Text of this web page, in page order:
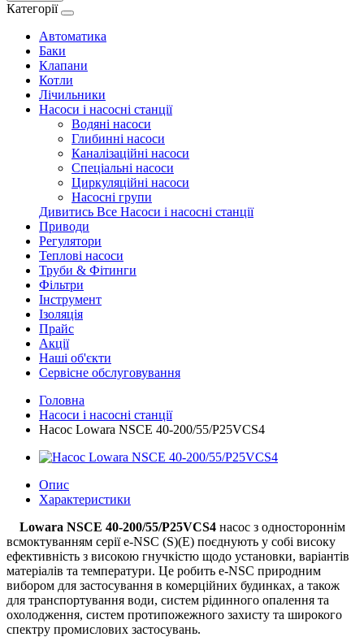
Категорії
Автоматика
Баки
Клапани
Котли
Лічильники
Насоси і насосні станції
Водяні насоси
Глибинні насоси
Каналізаційні насоси
Спеціальні насоси
Циркуляційні насоси
Насосні групи
Дивитись Все Насоси і насосні станції
Приводи
Регулятори
Теплові насоси
Труби & Фітинги
Фільтри
Інструмент
Ізоляція
Прайс
Акції
Наші об'єкти
Сервісне обслуговування
Головна
Насоси і насосні станції
Насос Lowara NSCE 40-200/55/P25VCS4
Опис
Характеристики
Lowara NSCE 40-200/55/P25VCS4 насос з одностороннім
всмоктуванням серії e-NSC (S)(E) поєднують у собі високу
ефективність з високою гнучкістю щодо установки, варіантів
матеріалів та температури. Це робить e-NSC природним
вибором для застосування в комерційних будинках, а також
для транспортування води, систем рідинного опалення та
охолодження, систем протипожежного захисту та широкого
спектру промислових застосувань.